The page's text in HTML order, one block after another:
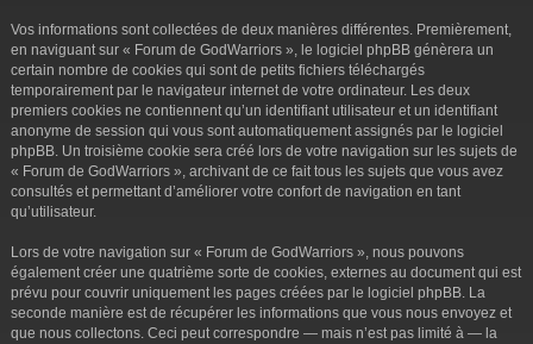
Vos informations sont collectées de deux manières différentes. Premièrement,
en naviguant sur « Forum de GodWarriors », le logiciel phpBB génèrera un
certain nombre de cookies qui sont de petits fichiers téléchargés
temporairement par le navigateur internet de votre ordinateur. Les deux
premiers cookies ne contiennent qu’un identifiant utilisateur et un identifiant
anonyme de session qui vous sont automatiquement assignés par le logiciel
phpBB. Un troisième cookie sera créé lors de votre navigation sur les sujets de
« Forum de GodWarriors », archivant de ce fait tous les sujets que vous avez
consultés et permettant d’améliorer votre confort de navigation en tant
qu’utilisateur.
Lors de votre navigation sur « Forum de GodWarriors », nous pouvons
également créer une quatrième sorte de cookies, externes au document qui est
prévu pour couvrir uniquement les pages créées par le logiciel phpBB. La
seconde manière est de récupérer les informations que vous nous envoyez et
que nous collectons. Ceci peut correspondre — mais n’est pas limité à — la